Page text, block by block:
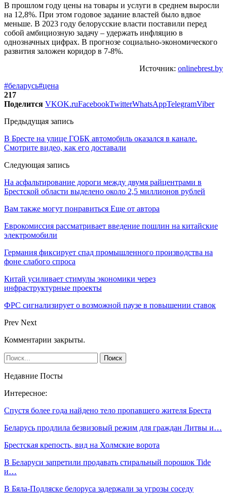
В прошлом году цены на товары и услуги в среднем выросли
на 12,8%. При этом годовое задание властей было вдвое
меньше. В 2023 году белорусские власти поставили перед
собой амбициозную задачу – удержать инфляцию в
однозначных цифрах. В прогнозе социально-экономического
развития заложен коридор в 7-8%.
Источник: onlinebrest.by
#беларусь#цена
217
Поделится VKOK.ruFacebookTwitterWhatsAppTelegramViber
Предыдущая запись
В Бресте на улице ГОБК автомобиль оказался в канале.
Смотрите видео, как его доставали
Следующая запись
На асфальтирование дороги между двумя райцентрами в
Брестской области выделено около 2,5 миллионов рублей
Вам также могут понравиться Еще от автора
Еврокомиссия рассматривает введение пошлин на китайские
электромобили
Германия фиксирует спад промышленного производства на
фоне слабого спроса
Китай усиливает стимулы экономики через
инфраструктурные проекты
ФРС сигнализирует о возможной паузе в повышении ставок
Prev Next
Комментарии закрыты.
Недавние Посты
Интересное:
Спустя более года найдено тело пропавшего жителя Бреста
Беларусь продлила безвизовый режим для граждан Литвы и…
Брестская крепость, вид на Холмские ворота
В Беларуси запретили продавать стиральный порошок Tide
и…
В Бяла-Подляске белоруса задержали за угрозы соседу